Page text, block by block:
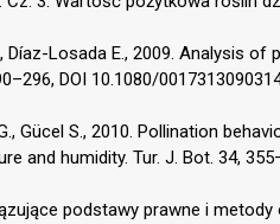
Díaz-Losada E., 2009. Analysis
DOI 10.1080/
Gücel S., 2010. Pollination
and humidity. Tur. J. Bot. 34,
podstawy prawne i